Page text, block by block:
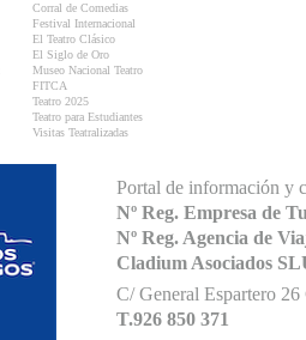
Corral de Comedias
Festival Internacional
El Teatro Clásico
El Siglo de Oro
Museo Nacional Teatro
FITCA
Teatro 2025
Teatro para Estudiantes
Visitas Teatralizadas
Portal de información y
Nº Reg. Empresa de
Nº Reg. Agencia de
Cladium Asociados
C/ General Espartero
T.926 850 371